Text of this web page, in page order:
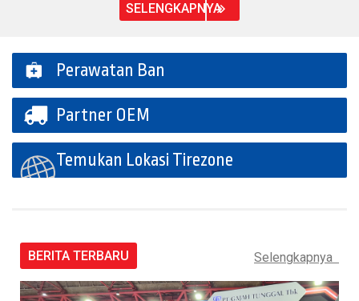
SELENGKAPNYA
Perawatan Ban
Partner OEM
Temukan Lokasi Tirezone
BERITA TERBARU Selengkapnya